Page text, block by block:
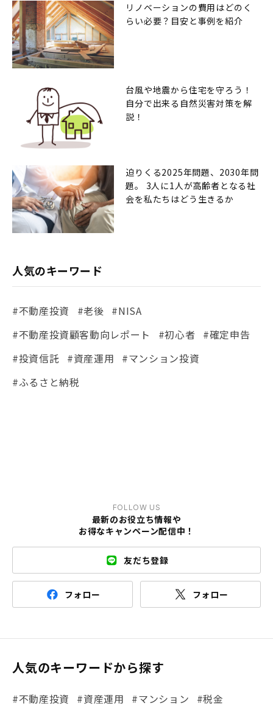
リノベーションの費用はどのく
らい必要？目安と事例を紹介
台風や地震から住宅を守ろう！
自分で出来る自然災害対策を解
説！
迫りくる2025年問題、2030年問
題。 3人に1人が高齢者となる社
会を私たちはどう生きるか
人気のキーワード
#不動産投資 #老後 #NISA
#不動産投資顧客動向レポート
#初心者
#確定申告
#投資信託
#資産運用
#マンション投資
#ふるさと納税
FOLLOW US
最新のお役立ち情報や
お得なキャンペーン配信中！
友だち登録
フォロー フォロー
人気のキーワードから探す
#不動産投資 #資産運用 #マンション
#税金